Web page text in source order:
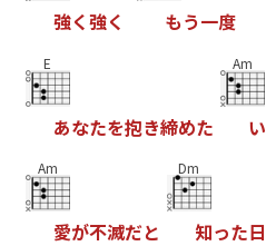
強く強く もう一度
E
あなたを抱き締めた
Am
い
Am
愛が不滅だと
Dm
知った日